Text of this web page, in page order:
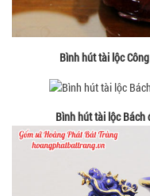
Bình hút tài lộc
Bình hút tài lộc Bách